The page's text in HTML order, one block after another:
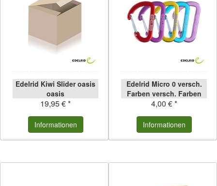
Edelrid Kiwi Slider oasis
oasis
19,95 € *
Informationen
Edelrid Micro 0 versch.
Farben versch. Farben
4,00 € *
Informationen